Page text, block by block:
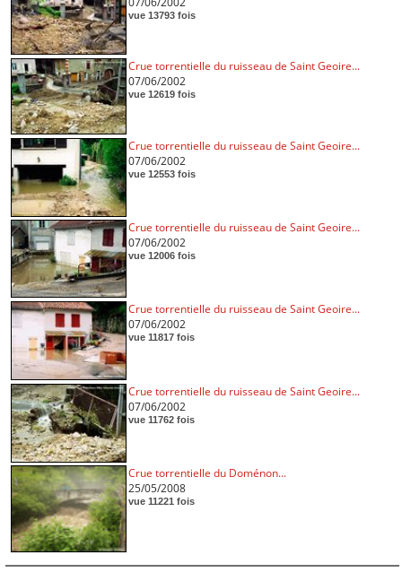
vue 13793 fois
Crue torrentielle du ruisseau de Saint Geoire...
07/06/2002
vue 12619 fois
Crue torrentielle du ruisseau de Saint Geoire...
07/06/2002
vue 12553 fois
Crue torrentielle du ruisseau de Saint Geoire...
07/06/2002
vue 12006 fois
Crue torrentielle du ruisseau de Saint Geoire...
07/06/2002
vue 11817 fois
Crue torrentielle du ruisseau de Saint Geoire...
07/06/2002
vue 11762 fois
Crue torrentielle du Doménon...
25/05/2008
vue 11221 fois